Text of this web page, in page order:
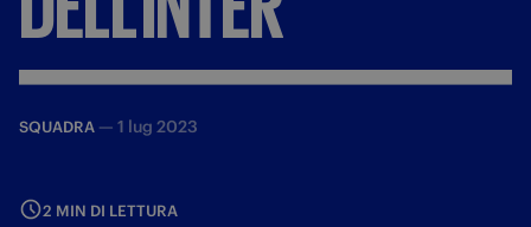
SQUADRA — 1 lug 2023
2 MIN DI LETTURA